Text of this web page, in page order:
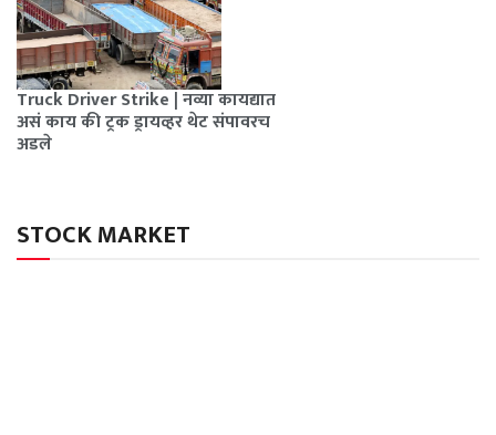
Truck Driver Strike | नव्या कायद्यात
असं काय की ट्रक ड्रायव्हर थेट संपावरच
अडले
STOCK MARKET